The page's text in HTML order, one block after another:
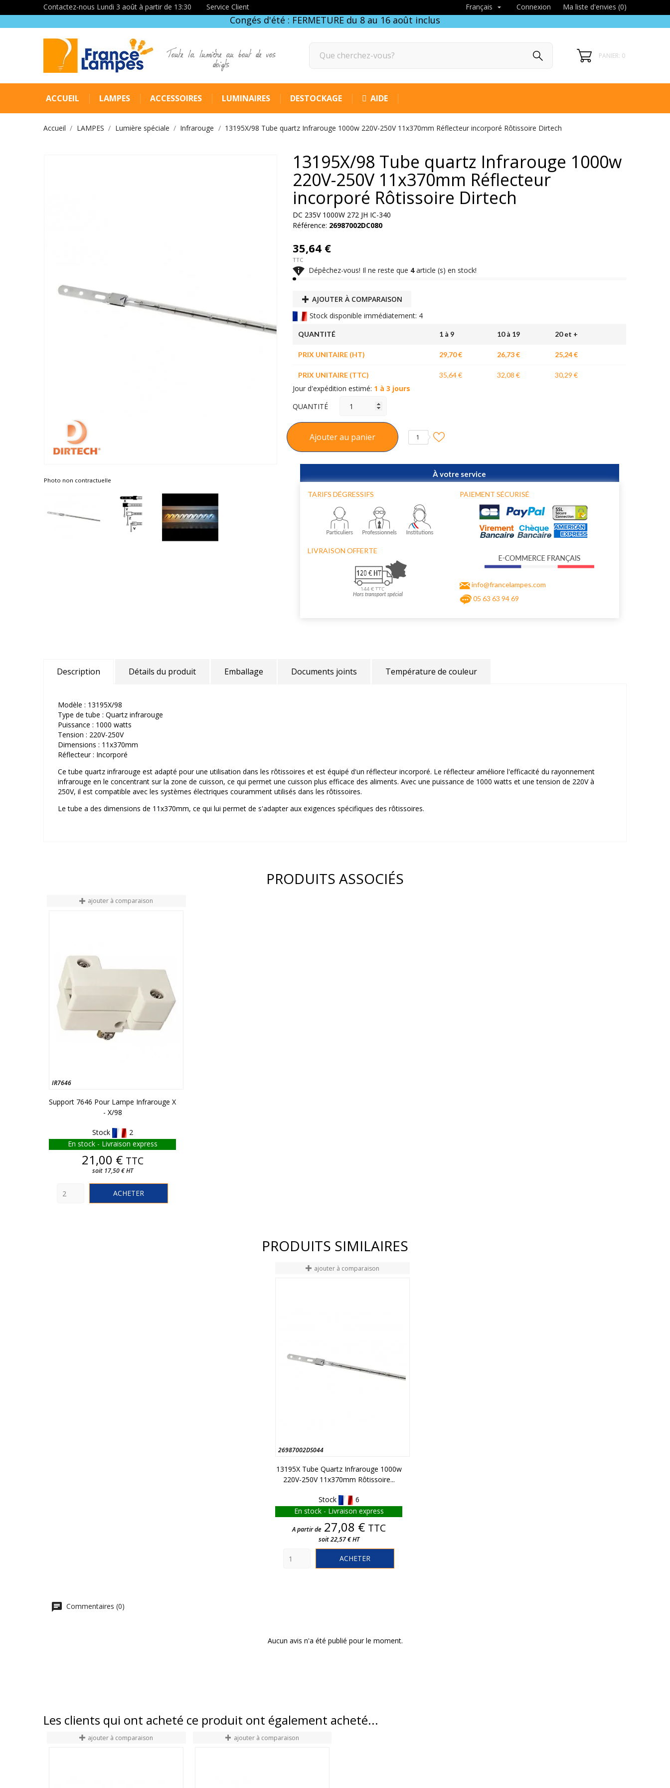
Contactez-nous Lundi 3 août à partir de 13:30 Service Client Français  Connexion Ma liste d'envies (0)
Congés d'été : FERMETURE du 8 au 16 août inclus
Toute la lumière au bout de vos
doigts PANIER: 0
ACCUEIL LAMPES ACCESSOIRES LUMINAIRES DESTOCKAGE AIDE
Accueil LAMPES Lumière spéciale Infrarouge 13195X/98 Tube quartz Infrarouge 1000w 220V-250V 11x370mm Réflecteur incorporé Rôtissoire Dirtech
Photo non contractuelle
13195X/98 Tube quartz Infrarouge 1000w
220V-250V 11x370mm Réflecteur
incorporé Rôtissoire Dirtech
DC 235V 1000W 272 JH IC-340
Référence: 26987002DC080
35,64 €
TTC
 Dépêchez-vous! Il ne reste que 4article (s) en stock!
AJOUTER À COMPARAISON
Stock disponible immédiatement: 4
QUANTITÉ 1 à 9 10 à 19 20 et +
PRIX UNITAIRE (HT) 29,70 € 26,73 € 25,24 €
PRIX UNITAIRE (TTC) 35,64 € 32,08 € 30,29 €
Jour d'expédition estimé: 1 à 3 jours
QUANTITÉ
Ajouter au panier 1
À votre service
TARIFS DÉGRESSIFS
LIVRAISON OFFERTE
PAIEMENT SÉCURISÉ
info@francelampes.com
05 63 63 94 69
Description Détails du produit Emballage Documents joints Température de couleur
Modèle : 13195X/98
Type de tube : Quartz infrarouge
Puissance : 1000 watts
Tension : 220V-250V
Dimensions : 11x370mm
Réflecteur : Incorporé
Ce tube quartz infrarouge est adapté pour une utilisation dans les rôtissoires et est équipé d'un réflecteur incorporé. Le réflecteur améliore l'efficacité du rayonnement
infrarouge en le concentrant sur la zone de cuisson, ce qui permet une cuisson plus efficace des aliments. Avec une puissance de 1000 watts et une tension de 220V à
250V, il est compatible avec les systèmes électriques couramment utilisés dans les rôtissoires.
Le tube a des dimensions de 11x370mm, ce qui lui permet de s'adapter aux exigences spécifiques des rôtissoires.
PRODUITS ASSOCIÉS
ajouter à comparaison
IR7646
Support 7646 Pour Lampe Infrarouge X
- X/98
Stock
2
En stock - Livraison express
Prix
21,00 € TTC
soit 17,50 € HT
ACHETER
PRODUITS SIMILAIRES
ajouter à comparaison
26987002DS044
13195X Tube Quartz Infrarouge 1000w
220V-250V 11x370mm Rôtissoire...
Stock
6
En stock - Livraison express
Prix
A partir de 27,08 € TTC
soit 22,57 € HT
ACHETER
Commentaires (0)
Aucun avis n'a été publié pour le moment.
Les clients qui ont acheté ce produit ont également acheté...
ajouter à comparaison ajouter à comparaison